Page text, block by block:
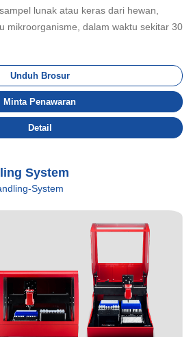
lunak atau keras dari hewan,
mikroorganisme, dalam waktu sekitar 30
Unduh Brosur
Minta Penawaran
Detail
System
System